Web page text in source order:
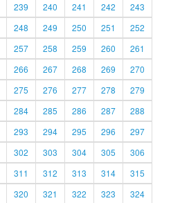
239 240 241 242
243
248 249 250 251
252
257 258 259 260
261
266 267 268 269
270
275 276 277 278
279
284 285 286 287
288
293 294 295 296
297
302 303 304 305
306
311 312 313 314
315
320 321 322 323
324